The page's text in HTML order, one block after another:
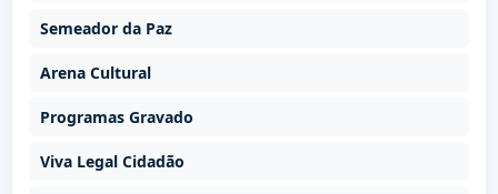
Semeador da Paz
Arena Cultural
Programas Gravado
Viva Legal Cidadão